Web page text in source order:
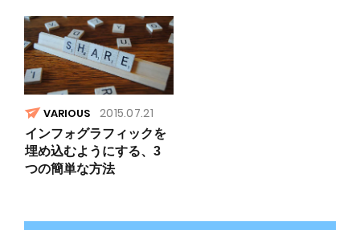
VARIOUS 2015.07.21
インフォグラフィックを
埋め込むようにする、3
つの簡単な方法